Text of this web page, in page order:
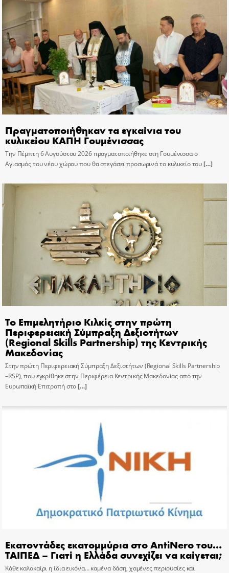
Πραγματοποιήθηκαν τα εγκαίνια του
κυλικείου ΚΑΠΗ Γουμένισσας
Την Πέμπτη 6 Αυγούστου 2026 πραγματοποιήθηκε στη Γουμένισσα ο
Αγιασμός του νέου χώρου που θα στεγάσει προσωρινά το κυλικείο του[…]
Το Επιμελητήριο Κιλκίς στην πρώτη
Περιφερειακή Σύμπραξη Δεξιοτήτων
(Regional Skills Partnership) της Κεντρικής
Μακεδονίας
Στην πρώτη Περιφερειακή Σύμπραξη Δεξιοτήτων (Regional Skills Partnership
–RSP), που εγκρίθηκε στην Περιφέρεια Κεντρικής Μακεδονίας από την
Ευρωπαϊκή Επιτροπή στο[…]
Εκατοντάδες εκατομμύρια στο AntiNero του…
ΤΑΙΠΕΔ – Γιατί η Ελλάδα συνεχίζει να καίγεται;
Κάθε καλοκαίρι η ίδια εικόνα… καμένα δάση, χαμένες περιουσίες και